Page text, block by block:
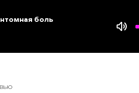
боль